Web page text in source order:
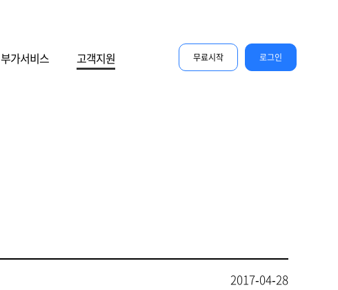
부가서비스 고객지원 무료시작 로그인
2017-04-28